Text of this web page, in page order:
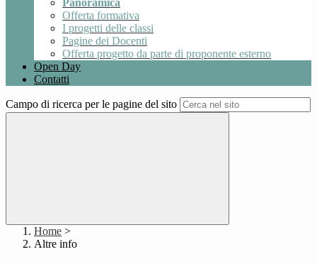
Panoramica
Offerta formativa
I progetti delle classi
Pagine dei Docenti
Offerta progetto da parte di proponente esterno
Open Day
Contatti
Campo di ricerca per le pagine del sito
Home >
Altre info